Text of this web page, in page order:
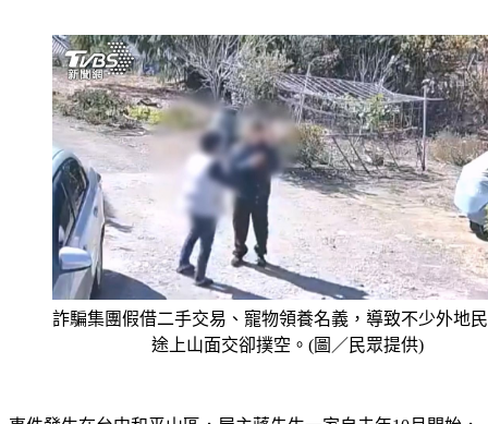
詐騙集團假借二手交易、寵物領養名義，導致不少外地
途上山面交卻撲空。(圖／民眾提供)